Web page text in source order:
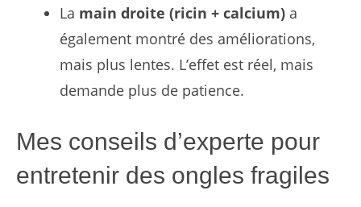
La main droite (ricin + calcium) a
également montré des améliorations,
mais plus lentes. L’effet est réel, mais
demande plus de patience.
Mes conseils d’experte pour
entretenir des ongles fragiles